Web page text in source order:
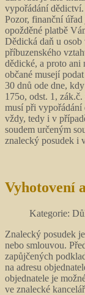
vypořádání
Pozor, finanční
opožděné platbě
Dědická daň u
příbuzenského
dědické, a proto ani
občané musejí
30 dnů ode dne,
175o, odst. 1,
musí při
vždy, tedy i v
soudem určeným
znalecký posudek i
Vyhotovení
Kategorie:
Znalecký posudek
nebo smlouvou.
zapůjčených
na adresu
objednatele je
ve znalecké